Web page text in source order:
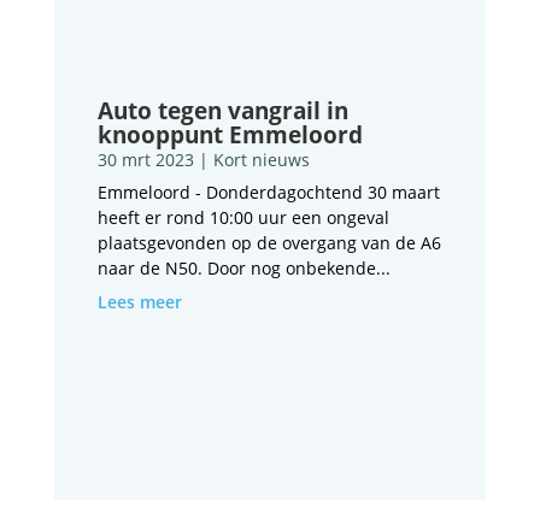
Auto tegen vangrail in
knooppunt Emmeloord
30 mrt 2023 | Kort nieuws
Emmeloord - Donderdagochtend 30 maart
heeft er rond 10:00 uur een ongeval
plaatsgevonden op de overgang van de A6
naar de N50. Door nog onbekende...
Lees meer